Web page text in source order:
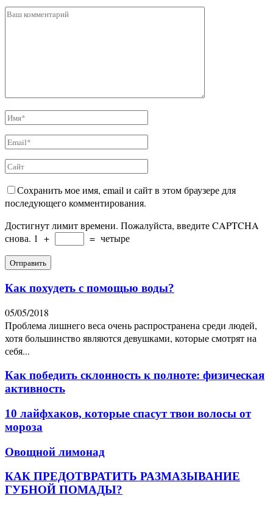
Сохранить мое имя, email и сайт в этом браузере для
последующего комментирования.
Достигнут лимит времени. Пожалуйста, введите CAPTCHA
снова. 1 + = четыре
Как похудеть с помощью воды?
05/05/2018
Проблема лишнего веса очень распространена среди людей,
хотя большинство являются девушками, которые смотрят на
себя...
Как победить склонность к полноте: физическая
активность
10 лайфхаков, которые спасут твои волосы от
мороза
Овощной лимонад
КАК ПРЕДОТВРАТИТЬ РАЗМАЗЫВАНИЕ
ГУБНОЙ ПОМАДЫ?